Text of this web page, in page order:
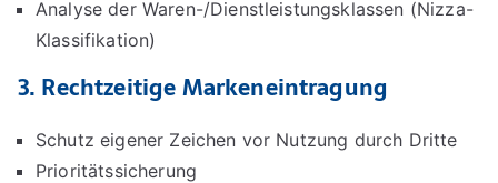
Analyse der Waren-/Dienstleistungsklassen (Nizza-
Klassifikation)
3. Rechtzeitige Markeneintragung
Schutz eigener Zeichen vor Nutzung durch Dritte
Prioritätssicherung